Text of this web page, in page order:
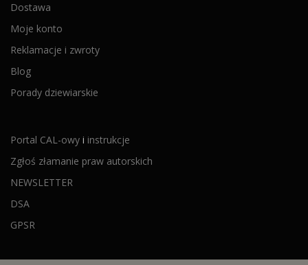
Dostawa
Moje konto
Reklamacje i zwroty
Blog
Porady dziewiarskie
Portal CAL-owy i instrukcje
Zgłoś złamanie praw autorskich
NEWSLETTER
DSA
GPSR